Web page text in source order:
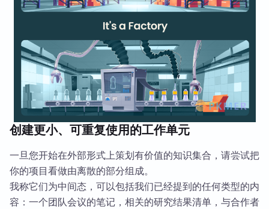
创建更小、可重复使用的工作单元
一旦您开始在外部形式上策划有价值的知识集合，请尝试把
你的项目看做由离散的部分组成。
我称它们为中间态，可以包括我们已经提到的任何类型的内
容：一个团队会议的笔记，相关的研究结果清单，与合作者